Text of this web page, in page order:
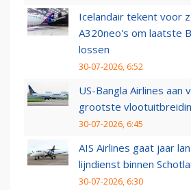
Icelandair tekent voor
A320neo's om laatste
lossen
30-07-2026, 6:52
US-Bangla Airlines aan
grootste
30-07-2026, 6:45
AIS Airlines gaat jaar
lijndienst binnen
30-07-2026, 6:30